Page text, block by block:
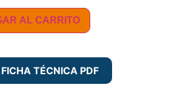
AL CARRITO
TÉCNICA PDF